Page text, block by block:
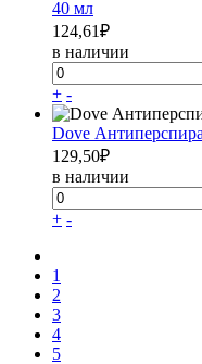
40 мл
124,61₽
в наличии
+ -
Dove
129,50₽
в наличии
+ -
1
2
3
4
5